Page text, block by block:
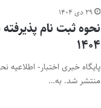
۲۹ دی ۱۴۰۴
نحوه ثبت نام
۱۴۰۴
منتشر شد. به…